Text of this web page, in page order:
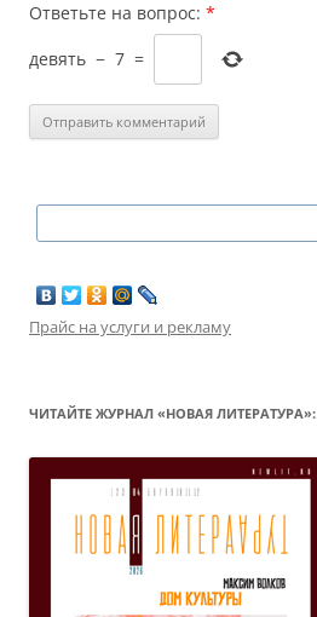
Ответьте на вопрос: *
девять − 7 =
Прайс на услуги и рекламу
ЧИТАЙТЕ ЖУРНАЛ «НОВАЯ ЛИТЕРАТУРА»: